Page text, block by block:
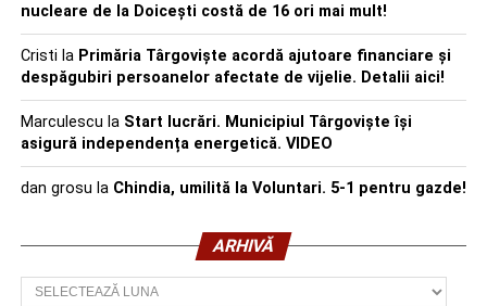
nucleare de la Doicești costă de 16 ori mai mult!
Cristi la Primăria Târgoviște acordă ajutoare financiare și
despăgubiri persoanelor afectate de vijelie. Detalii aici!
Marculescu la Start lucrări. Municipiul Târgoviște își
asigură independența energetică. VIDEO
dan grosu la Chindia, umilită la Voluntari. 5-1 pentru gazde!
ARHIVĂ
Arhivă